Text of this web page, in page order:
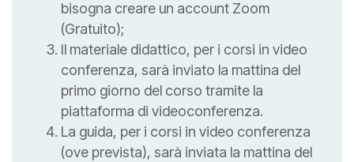
bisogna creare un account Zoom
(Gratuito);
Il materiale didattico, per i corsi in video
conferenza, sarà inviato la mattina del
primo giorno del corso tramite la
piattaforma di videoconferenza.
La guida, per i corsi in video conferenza
(ove prevista), sarà inviata la mattina del